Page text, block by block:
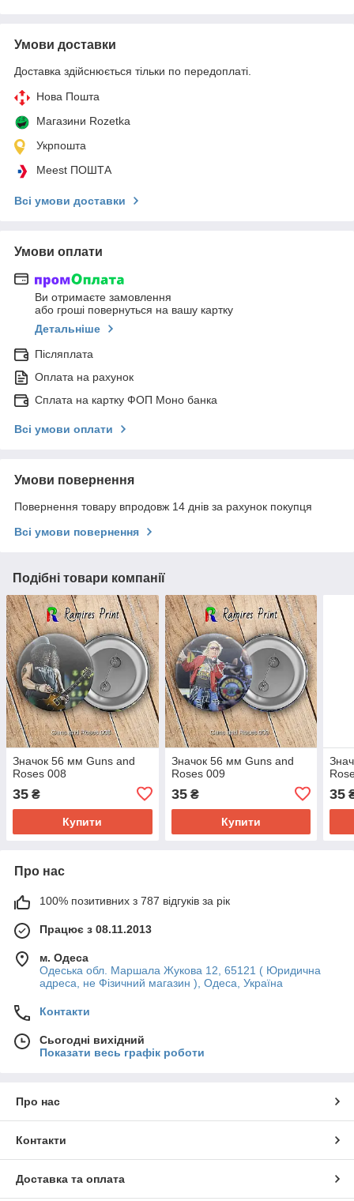
Умови доставки
Доставка здійснюється тільки по передоплаті.
Нова Пошта
Магазини Rozetka
Укрпошта
Meest ПОШТА
Всі умови доставки
Умови оплати
Ви отримаєте замовлення
або гроші повернуться на вашу картку
Детальніше
Післяплата
Оплата на рахунок
Сплата на картку ФОП Моно банка
Всі умови оплати
Умови повернення
Повернення товару впродовж 14 днів за рахунок покупця
Всі умови повернення
Подібні товари компанії
Значок 56 мм Guns and
Roses 008
35 ₴
Купити
Значок 56 мм Guns and
Roses 009
35₴
Купити
35
Про нас
100% позитивних з 787 відгуків за рік
Працює з 08.11.2013
м. Одеса
Одеська обл. Маршала Жукова 12, 65121 ( Юридична
адреса, не Фізичний магазин ), Одеса, Україна
Контакти
Сьогодні вихідний
Показати весь графік роботи
Про нас
Контакти
Доставка та оплата